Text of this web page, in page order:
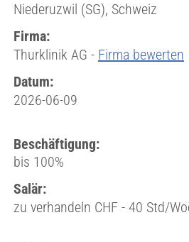
Niederuzwil (SG), Schweiz
Firma:
Thurklinik AG - Firma bewerten
Datum:
2026-06-09
Beschäftigung:
bis 100%
Salär:
zu verhandeln CHF - 40 Std/